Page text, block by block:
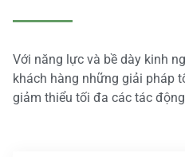
Với năng lực và bề dày kinh
khách hàng những giải pháp
giảm thiểu tối đa các tác